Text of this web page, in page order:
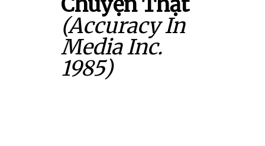
(Accuracy In
Media Inc.
1985)